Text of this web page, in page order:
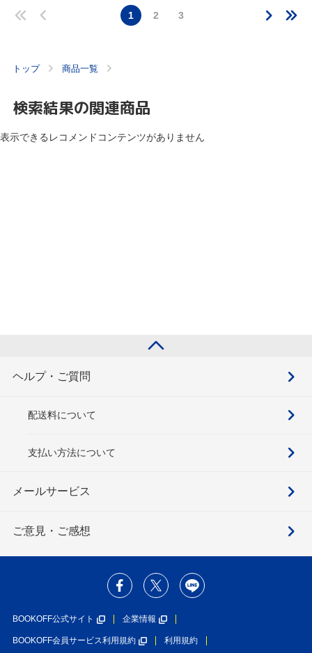
1 2 3
トップ 商品一覧
検索結果の関連商品
表示できるレコメンドコンテンツがありません
ヘルプ・ご質問
配送料について
支払い方法について
メールサービス
ご意見・ご感想
BOOKOFF公式サイト 企業情報
BOOKOFF会員サービス利用規約 利用規約